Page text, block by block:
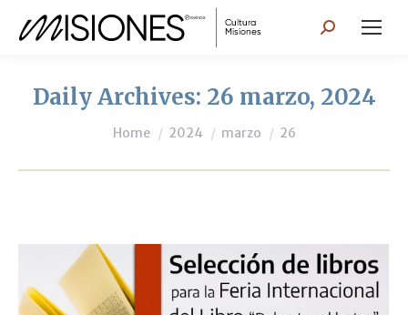
Search:
Daily Archives: 26 marzo, 2024
You are here:
Home 2024 marzo 26